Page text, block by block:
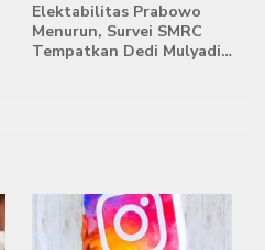
Elektabilitas Prabowo
Menurun, Survei SMRC
Tempatkan Dedi Mulyadi